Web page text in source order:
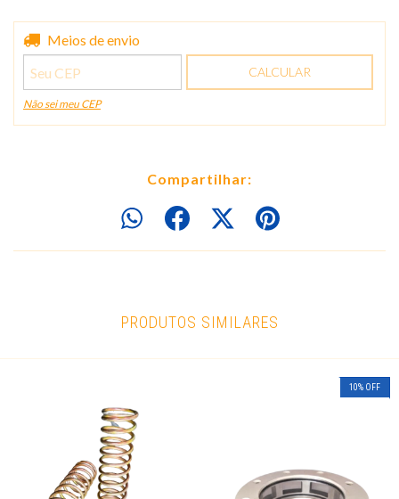
Entregas para o CEP:
Meios de envio
CALCULAR
Não sei meu CEP
Compartilhar:
PRODUTOS SIMILARES
10% OFF